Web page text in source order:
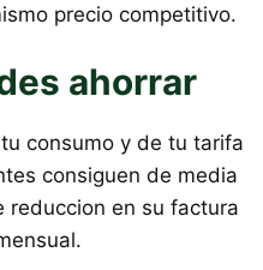
precio competitivo.
ahorrar
consumo y de tu tarifa
consiguen de media
reduccion en su factura